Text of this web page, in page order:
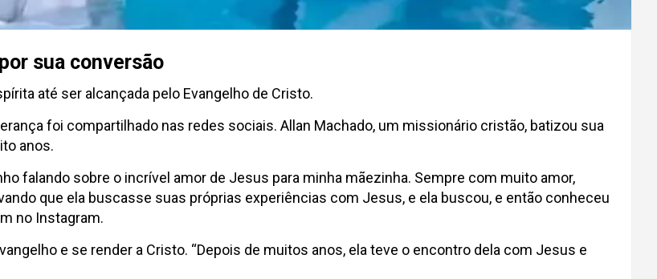
sua conversão
até ser alcançada pelo Evangelho de Cristo.
foi compartilhado nas redes sociais. Allan Machado, um missionário cristão, batizou sua
anos.
falando sobre o incrível amor de Jesus para minha mãezinha. Sempre com muito amor,
que ela buscasse suas próprias experiências com Jesus, e ela buscou, e então conheceu
no Instagram.
e se render a Cristo. “Depois de muitos anos, ela teve o encontro dela com Jesus e